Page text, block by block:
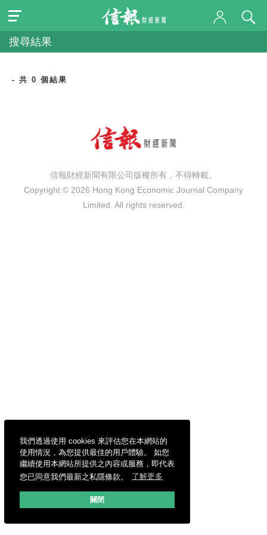
我們透過使用 cookies 來評估您在本網站的
使用情況，為您提供最佳的用戶體驗。 如您
繼續使用本網站所提供之內容或服務，即代表
您已同意我們最新之私隱條款。
了解更多
關閉
搜尋結果
- 共 0 個結果
信報財經新聞有限公司版權所有，不得轉載。
Copyright © 2026 Hong Kong Economic Journal Company
Limited. All rights reserved.